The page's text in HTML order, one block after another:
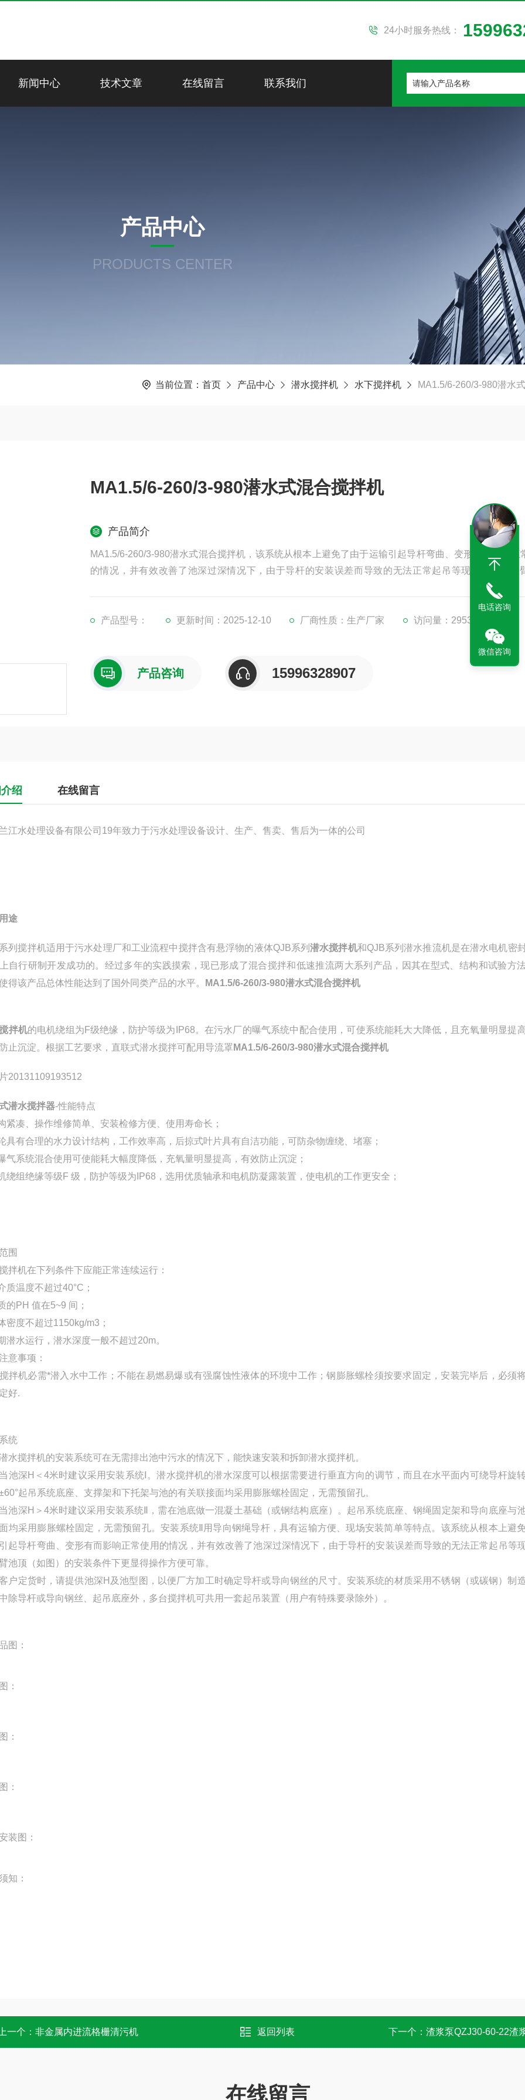
24小时服务热线：
新闻中心 技术文章 在线留言 联系我们
产品中心
PRODUCTS CENTER
当前位置： 首页 产品中心 潜水搅拌机 水下搅拌机 MA1.5/6-260/3-980潜水
MA1.5/6-260/3-980潜水式混合搅拌机
产品简介
MA1.5/6-260/3-980潜水式混合搅拌机，该系统从根本上避免了由于运输引起导杆弯曲、变形有而影响正
的情况，并有效改善了池深过深情况下，由于导杆的安装误差而导致的无法正常起吊等现象。在有悬
产品型号： 更新时间：2025-12-10 厂商性质：生产厂家 访问量：2953
产品咨询 15996328907
绍 在线留言
江水处理设备有限公司19年致力于污水处理设备设计、生产、售卖、售后为一体的公司
途
列搅拌机适用于污水处理厂和工业流程中搅拌含有悬浮物的液体QJB系列潜水搅拌机和QJB系列潜水推流机是在潜水电机密
自行研制开发成功的。经过多年的实践摸索，现已形成了混合搅拌和低速推流两大系列产品，因其在型式、结构和试验方
得该产品总体性能达到了国外同类产品的水平。
MA1.5/6-260/3-980潜水式混合搅拌机
拌机的电机绕组为F级绝缘，防护等级为IP68。在污水厂的曝气系统中配合使用，可使系统能耗大大降低，且充氧量明显提
止沉淀。根据工艺要求，直联式潜水搅拌可配用导流罩 MA1.5/6-260/3-980潜水式混合搅拌机
潜水搅拌器-性能特点
紧凑、操作维修简单、安装检修方便、使用寿命长；
具有合理的水力设计结构，工作效率高，后掠式叶片具有自洁功能，可防杂物缠绕、堵塞；
气系统混合使用可使能耗大幅度降低，充氧量明显提高，有效防止沉淀；
绕组绝缘等级F 级，防护等级为IP68，选用优质轴承和电机防凝露装置，使电机的工作更安全；
围
拌机在下列条件下应能正常连续运行：
质温度不超过40°C；
的PH 值在5~9 间；
密度不超过1150kg/m3；
潜水运行，潜水深度一般不超过20m。
意事项：
拌机必需*潜入水中工作；不能在易燃易爆或有强腐蚀性液体的环境中工作；钢膨胀螺栓须按要求固定，安装完毕后，必须
好.
统
搅拌机的安装系统可在无需排出池中污水的情况下，能快速安装和拆卸潜水搅拌机。
H＜4米时建议采用安装系统Ⅰ。潜水搅拌机的潜水深度可以根据需要进行垂直方向的调节，而且在水平面内可绕导杆旋
起吊系统底座、支撑架和下托架与池的有关联接面均采用膨胀螺栓固定，无需预留孔。
H＞4米时建议采用安装系统Ⅱ，需在池底做一混凝土基础（或钢结构底座）。起吊系统底座、钢绳固定架和导向底座与
均采用膨胀螺栓固定，无需预留孔。安装系统Ⅱ用导向钢绳导杆，具有运输方便、现场安装简单等特点。该系统从根本上避
起导杆弯曲、变形有而影响正常使用的情况，并有效改善了池深过深情况下，由于导杆的安装误差而导致的无法正常起吊等
池顶（如图）的安装条件下更显得操作方便可靠。
货时，请提供池深H及池型图，以便厂方加工时确定导杆或导向钢丝的尺寸。安装系统的材质采用不锈钢（或碳钢）制
除导杆或导向钢丝、起吊底座外，多台搅拌机可共用一套起吊装置（用户有特殊要录除外）。
图：
：
：
：
装图：
知：
一个： 非金属内进流格栅清污机 返回列表 下一个： 渣浆泵QZJ30-60-22渣
在线留言
电话咨询
微信咨询